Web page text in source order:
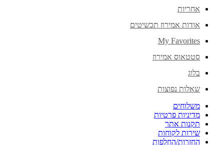
אחריות
אודות אמירוז תכשיטים
My Favorites
סטטאוס אמירוז
בלוג
שאלות נפוצות
משלוחים
מדיניות פרטיות
תקנות אתר
שירות לקוחות
החזרות/החלפות